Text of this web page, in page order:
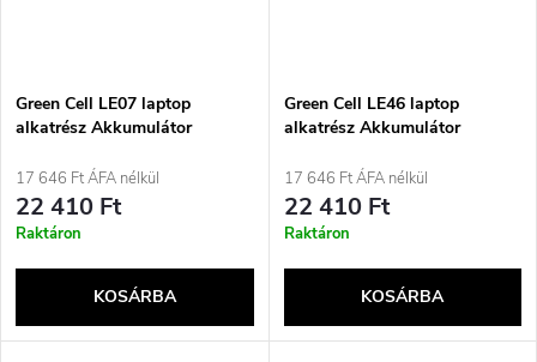
Green Cell LE07 laptop
alkatrész Akkumulátor
17 646 Ft ÁFA nélkül
22 410 Ft
Raktáron
KOSÁRBA
Green Cell LE46 laptop
alkatrész Akkumulátor
17 646 Ft ÁFA nélkül
22 410 Ft
Raktáron
KOSÁRBA